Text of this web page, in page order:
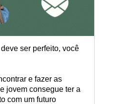
ser perfeito, você
e fazer as
jovem consegue ter a
com um futuro